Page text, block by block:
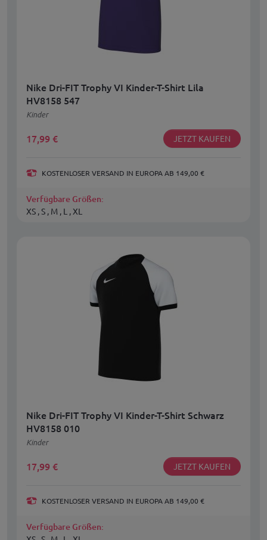
Nike Dri-FIT Trophy VI Kinder-T-Shirt Lila
HV8158 547
Kinder
17,99 € JETZT KAUFEN
KOSTENLOSER VERSAND IN EUROPA AB 149,00 €
Verfügbare Größen:
XS , S , M , L , XL
Nike Dri-FIT Trophy VI Kinder-T-Shirt Schwarz
HV8158 010
Kinder
17,99 € JETZT KAUFEN
KOSTENLOSER VERSAND IN EUROPA AB 149,00 €
Verfügbare Größen: